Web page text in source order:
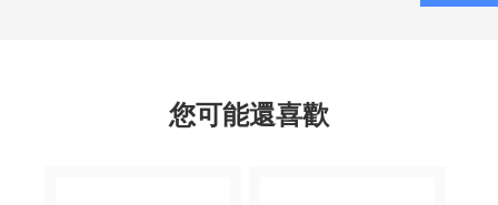
您可能還喜歡